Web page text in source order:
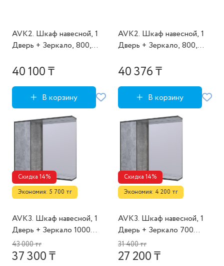
AVK2. Шкаф навесной, 1
Дверь + Зеркало, 800,
Крафт Золотой,
40 100 ₸
В корзину
AVK2. Шкаф навесной, 1
Дверь + Зеркало, 800,
Крафт Золотой, Графит
40 376 ₸
В корзину
Скидка 14%
Экономия: 5 700 тг
AVK3. Шкаф навесной, 1
Дверь + Зеркало 1000
(София)
43 000 тг
37 300 ₸
Скидка 14%
Экономия: 4 200 тг
AVK3. Шкаф навесной, 1
Дверь + Зеркало 700
(София)
31 400 тг
27 200 ₸